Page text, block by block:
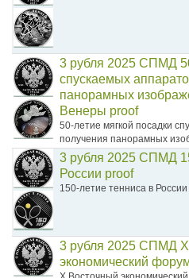
3 рубля 2025 СПМД
спускаемых
панорамных
Венеры proof
50-летие мягкой посадки
получения панорамных
3 рубля 2025 СПМД
России proof
150-летие тенниса в России
3 рубля 2025 СПМД
экономический